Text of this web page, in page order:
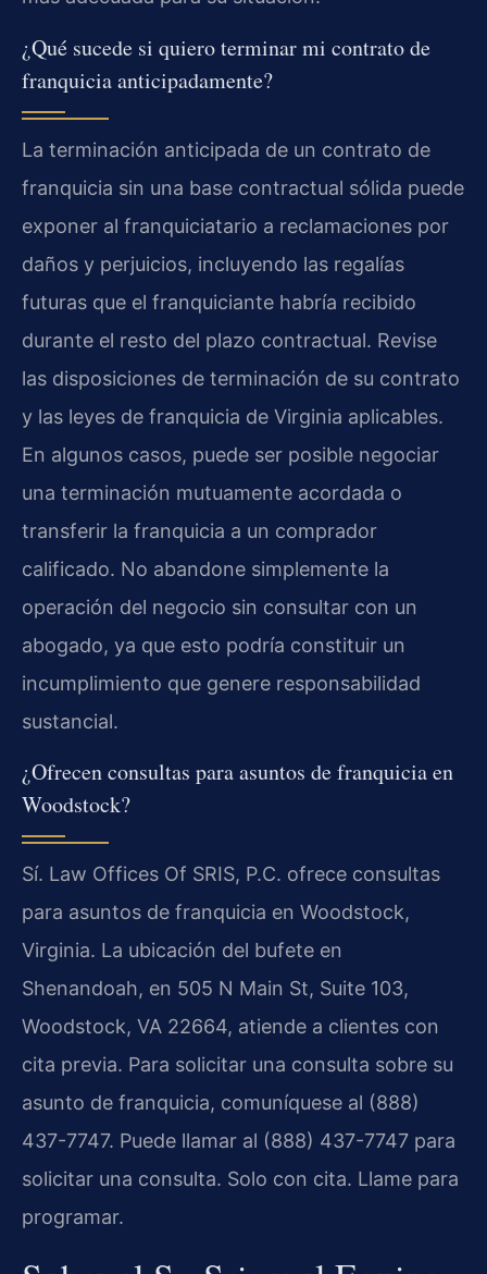
¿Qué sucede si quiero terminar mi contrato de
franquicia anticipadamente?
La terminación anticipada de un contrato de
franquicia sin una base contractual sólida puede
exponer al franquiciatario a reclamaciones por
daños y perjuicios, incluyendo las regalías
futuras que el franquiciante habría recibido
durante el resto del plazo contractual. Revise
las disposiciones de terminación de su contrato
y las leyes de franquicia de Virginia aplicables.
En algunos casos, puede ser posible negociar
una terminación mutuamente acordada o
transferir la franquicia a un comprador
calificado. No abandone simplemente la
operación del negocio sin consultar con un
abogado, ya que esto podría constituir un
incumplimiento que genere responsabilidad
sustancial.
¿Ofrecen consultas para asuntos de franquicia en
Woodstock?
Sí. Law Offices Of SRIS, P.C. ofrece consultas
para asuntos de franquicia en Woodstock,
Virginia. La ubicación del bufete en
Shenandoah, en 505 N Main St, Suite 103,
Woodstock, VA 22664, atiende a clientes con
cita previa. Para solicitar una consulta sobre su
asunto de franquicia, comuníquese al (888)
437-7747. Puede llamar al (888) 437-7747 para
solicitar una consulta. Solo con cita. Llame para
programar.